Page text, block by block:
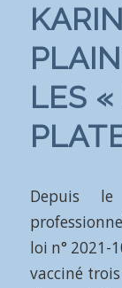
LES
Depuis
loi n° 2021-
vacciné